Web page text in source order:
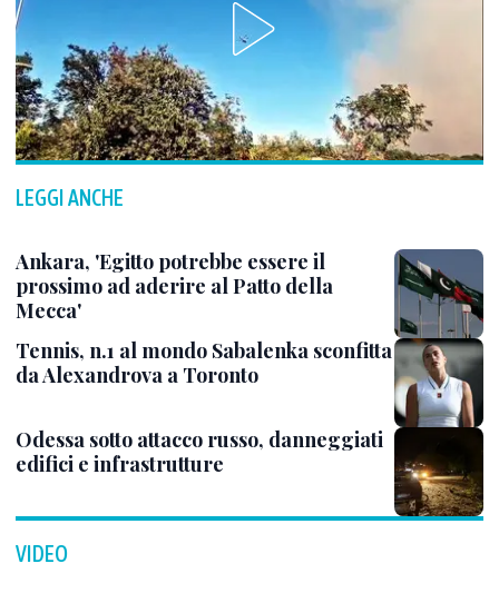
LEGGI ANCHE
Ankara, 'Egitto potrebbe essere il
prossimo ad aderire al Patto della
Mecca'
Tennis, n.1 al mondo Sabalenka sconfitta
da Alexandrova a Toronto
Odessa sotto attacco russo, danneggiati
edifici e infrastrutture
VIDEO